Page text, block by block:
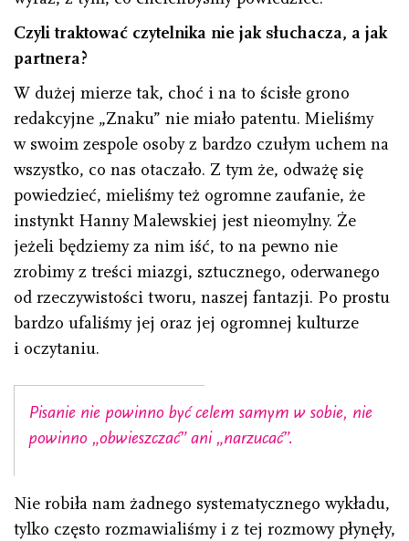
Czyli traktować czytelnika nie jak słuchacza, a jak
partnera?
W dużej mierze tak, choć i na to ścisłe grono
redakcyjne „Znaku” nie miało patentu. Mieliśmy
w swoim zespole osoby z bardzo czułym uchem na
wszystko, co nas otaczało. Z tym że, odważę się
powiedzieć, mieliśmy też ogromne zaufanie, że
instynkt Hanny Malewskiej jest nieomylny. Że
jeżeli będziemy za nim iść, to na pewno nie
zrobimy z treści miazgi, sztucznego, oderwanego
od rzeczywistości tworu, naszej fantazji. Po prostu
bardzo ufaliśmy jej oraz jej ogromnej kulturze
i oczytaniu.
Pisanie nie powinno być celem samym w sobie, nie
powinno „obwieszczać” ani „narzucać”.
Nie robiła nam żadnego systematycznego wykładu,
tylko często rozmawialiśmy i z tej rozmowy płynęły,